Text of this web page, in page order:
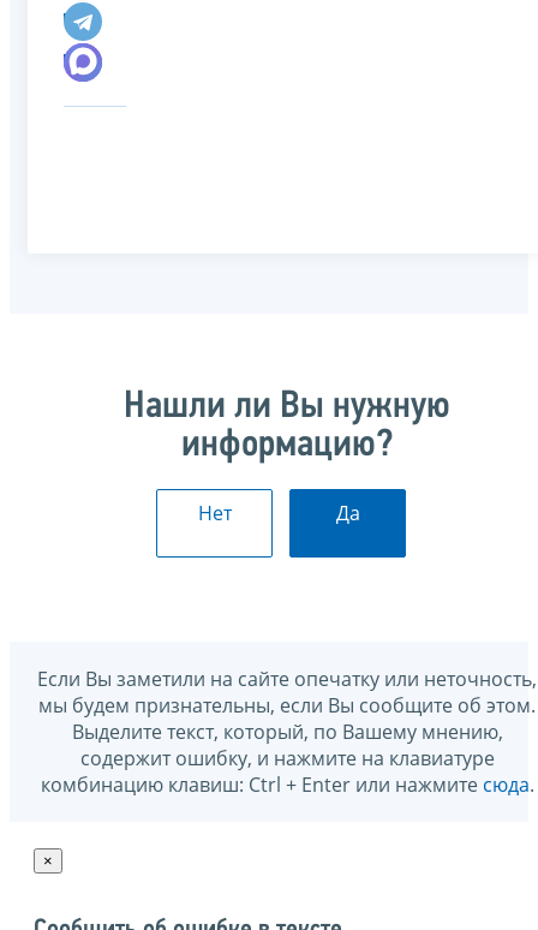
Нашли ли Вы нужную
информацию?
Нет Да
Если Вы заметили на сайте опечатку или неточность,
мы будем признательны, если Вы сообщите об этом.
Выделите текст, который, по Вашему мнению,
содержит ошибку, и нажмите на клавиатуре
комбинацию клавиш: Ctrl + Enter или нажмите сюда.
×